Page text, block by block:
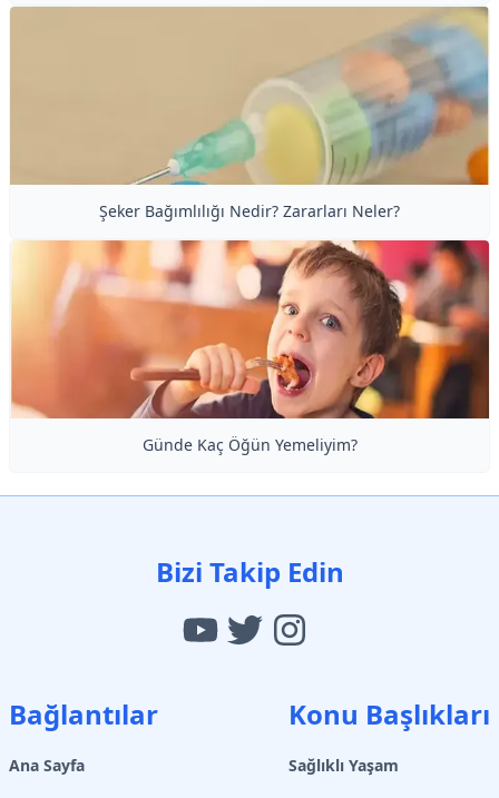
Şeker Bağımlılığı Nedir? Zararları Neler?
Günde Kaç Öğün Yemeliyim?
Bizi Takip Edin
Bağlantılar
Ana Sayfa
Konu Başlıkları
Sağlıklı Yaşam